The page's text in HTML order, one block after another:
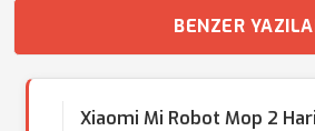
BENZER
Xiaomi Mi Robot Mop 2